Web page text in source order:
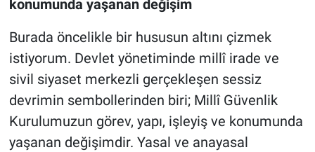
konumunda yaşanan değişim
Burada öncelikle bir hususun altını çizmek
istiyorum. Devlet yönetiminde millî irade ve
sivil siyaset merkezli gerçekleşen sessiz
devrimin sembollerinden biri; Millî Güvenlik
Kurulumuzun görev, yapı, işleyiş ve konumunda
yaşanan değişimdir. Yasal ve anayasal